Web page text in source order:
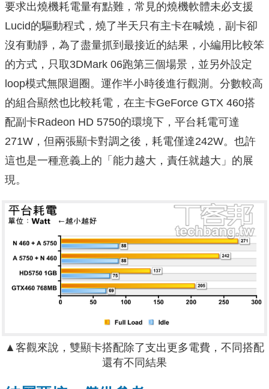
要求出燒機耗電量有點難，常見的燒機軟體未必支援
Lucid的驅動程式，燒了半天只有主卡在喊燒，副卡卻
沒有動靜，為了盡量抓到最接近的結果，小編用比較笨
的方式，只取3DMark 06跑第三個場景，並另外設定
loop模式無限迴圈。運作半小時後進行觀測。分數較高
的組合顯然也比較耗電，在主卡GeForce GTX 460搭
配副卡Radeon HD 5750的環境下，平台耗電可達
271W，但兩張顯卡對調之後，耗電僅達242W。也許
這也是一種意義上的「能力越大，責任就越大」的展
現。
▲客觀來說，雙顯卡搭配除了支出更多電費，不同搭配
還有不同結果